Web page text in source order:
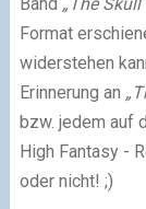
Format
widerstehen
Erinnerung an
bzw. jedem auf
High Fantasy -
oder nicht! ;)